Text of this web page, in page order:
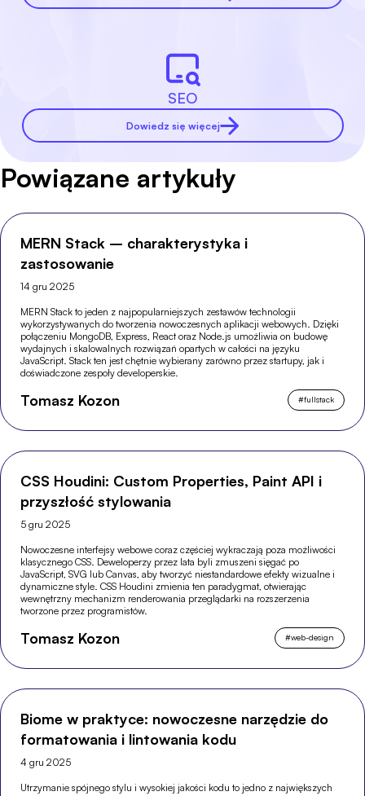
SEO
Dowiedz się więcej
Powiązane artykuły
MERN Stack – charakterystyka i
zastosowanie
14 gru 2025
MERN Stack to jeden z najpopularniejszych zestawów technologii
wykorzystywanych do tworzenia nowoczesnych aplikacji webowych. Dzięki
połączeniu MongoDB, Express, React oraz Node.js umożliwia on budowę
wydajnych i skalowalnych rozwiązań opartych w całości na języku
JavaScript. Stack ten jest chętnie wybierany zarówno przez startupy, jak i
doświadczone zespoły developerskie.
Tomasz Kozon #fullstack
CSS Houdini: Custom Properties, Paint API i
przyszłość stylowania
5 gru 2025
Nowoczesne interfejsy webowe coraz częściej wykraczają poza możliwości
klasycznego CSS. Deweloperzy przez lata byli zmuszeni sięgać po
JavaScript, SVG lub Canvas, aby tworzyć niestandardowe efekty wizualne i
dynamiczne style. CSS Houdini zmienia ten paradygmat, otwierając
wewnętrzny mechanizm renderowania przeglądarki na rozszerzenia
tworzone przez programistów.
Tomasz Kozon #web-design
Biome w praktyce: nowoczesne narzędzie do
formatowania i lintowania kodu
4 gru 2025
Utrzymanie spójnego stylu i wysokiej jakości kodu to jedno z największych